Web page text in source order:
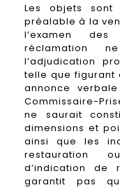
Les objets sont
préalable à la
l’examen
réclamation
l’adjudication
telle que figurant
annonce
Commissaire-
ne saurait
dimensions et
ainsi que les
restauration
d’indication de
garantit pas